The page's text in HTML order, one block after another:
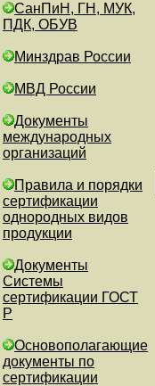
СанПиН, ГН, МУК,
ПДК, ОБУВ
Минздрав России
МВД России
Документы
международных
организаций
Правила и порядки
сертификации
однородных видов
продукции
Документы
Системы
сертификации ГОСТ
Р
Основополагающие
документы по
сертификации